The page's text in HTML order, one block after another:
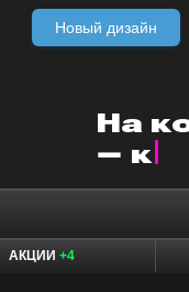
Новый дизайн
АКЦИИ +4